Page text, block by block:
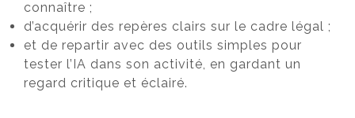
connaître ;
d’acquérir des repères clairs sur le cadre légal ;
et de repartir avec des outils simples pour
tester l’IA dans son activité, en gardant un
regard critique et éclairé.